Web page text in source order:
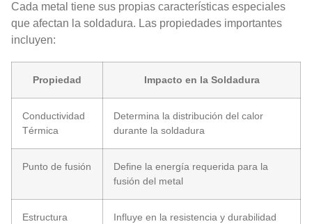
Cada metal tiene sus propias características especiales
que afectan la soldadura. Las propiedades importantes
incluyen:
Propiedad Impacto en la Soldadura
Conductividad
Térmica
Determina la distribución del calor
durante la soldadura
Punto de fusión
Define la energía requerida para la
fusión del metal
Estructura
Influye en la resistencia y durabilidad